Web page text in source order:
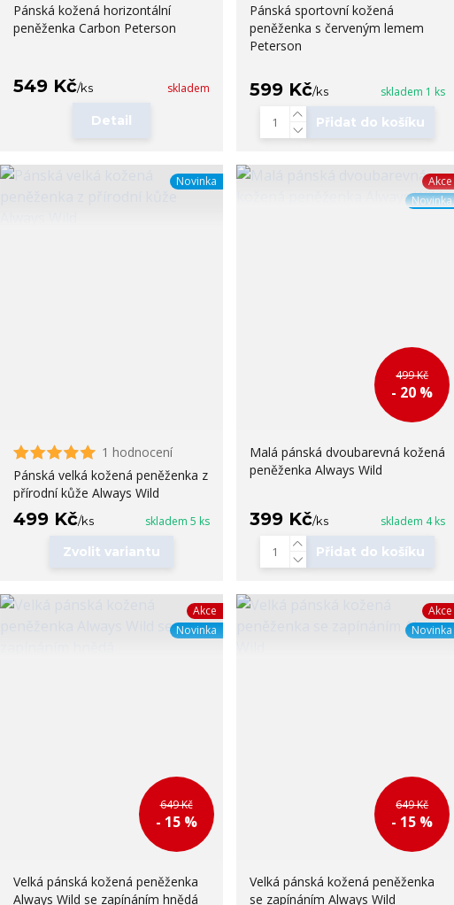
Pánská kožená horizontální
peněženka Carbon Peterson
549 Kč/ks skladem
Detail
Pánská sportovní kožená
peněženka s červeným lemem
Peterson
599 Kč/ks skladem 1 ks
Přidat do košíku
Novinka
1 hodnocení
Pánská velká kožená peněženka z
přírodní kůže Always Wild
499 Kč/ks skladem 5 ks
Zvolit variantu
Akce
Novinka
499 Kč
- 20 %
Malá pánská dvoubarevná kožená
peněženka Always Wild
399 Kč/ks skladem 4 ks
Přidat do košíku
Akce
Novinka
649 Kč
- 15 %
Velká pánská kožená peněženka
Always Wild se zapínáním hnědá
Akce
Novinka
649 Kč
- 15 %
Velká pánská kožená peněženka
se zapínáním Always Wild